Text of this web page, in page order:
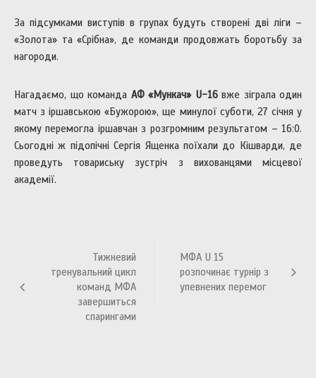
За підсумками виступів в групах будуть створені дві ліги –
«Золота» та «Срібна», де команди продовжать боротьбу за
нагороди.
Нагадаємо, що команда АФ «Мункач» U-16 вже зіграла один
матч з іршавською «Бужорою», ще минулої суботи, 27 січня у
якому перемогла іршавчан з розгромним результатом – 16:0.
Сьогодні ж підопічні Сергія Ященка поїхали до Кішварди, де
проведуть товариську зустріч з вихованцями місцевої
академії.
записівТижневий
тренувальний цикл
команд МФА
завершиться
спарингами
МФА U 15
розпочинає турнір з
упевнених перемог